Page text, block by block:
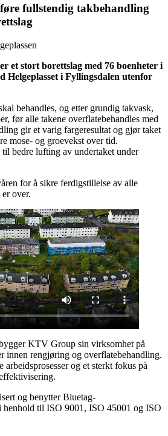
fullstendig takbehandling
et stort borettslag med 76 boenheter i
Helgeplasset i Fyllingsdalen utenfor
behandles, og etter grundig takvask,
før alle takene overflatebehandles med
gir et varig fargeresultat og gjør taket
mose- og groevekst over tid.
bedre lufting av undertaket under
for å sikre ferdigstillelse av alle
over.
KTV Group sin virksomhet på
innen rengjøring og overflatebehandling.
arbeidsprosesser og et sterkt fokus på
og benytter Bluetag-
henhold til ISO 9001, ISO 45001 og ISO